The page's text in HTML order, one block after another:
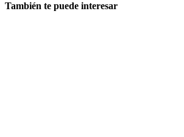
También te puede interesar